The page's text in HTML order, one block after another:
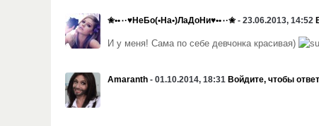
✬••٠·♥НеБо(•На•)ЛаДоНи♥••٠·✬- 23.06.2013, 14:52
И у меня! Сама по себе девчонка красивая)
Amaranth - 01.10.2014, 18:31 Войдите, чтобы